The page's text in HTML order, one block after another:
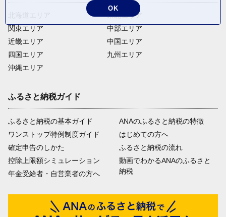
関東エリア
近畿エリア
四国エリア
沖縄エリア
東北エリア
中部エリア
中国エリア
九州エリア
ふるさと納税ガイド
ふるさと納税の基本ガイド
ワンストップ特例制度ガイド
確定申告のしかた
控除上限額シミュレーション
年金受給者・自営業者の方へ
ANAのふるさと納税の特徴
はじめての方へ
ふるさと納税の流れ
動画でわかるANAのふるさと
納税
OK